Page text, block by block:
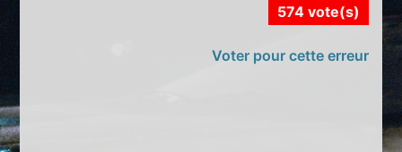
574 vote(s)
Voter pour cette erreur